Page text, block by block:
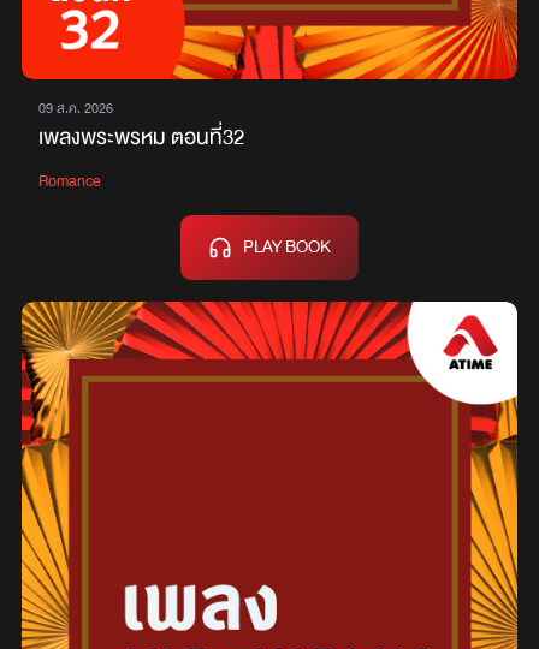
09 ส.ค. 2026
เพลงพระพรหม ตอนที่32
Romance
PLAY BOOK